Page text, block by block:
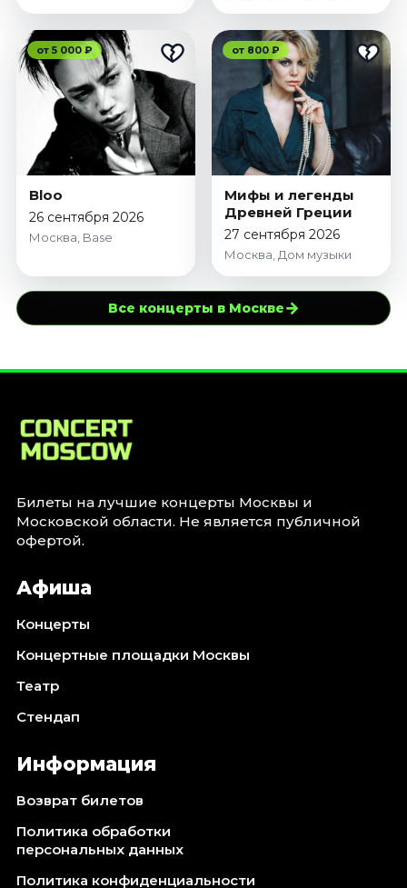
от 5 000 ₽
Bloo
26 сентября 2026
Москва, Base
от 800 ₽
Мифы и легенды
Древней Греции
27 сентября 2026
Москва, Дом музыки
Все концерты в Москве→
Билеты на лучшие концерты Москвы и
Московской области. Не является публичной
офертой.
Афиша
Концерты
Концертные площадки Москвы
Театр
Стендап
Информация
Возврат билетов
Политика обработки
персональных данных
Политика конфиденциальности